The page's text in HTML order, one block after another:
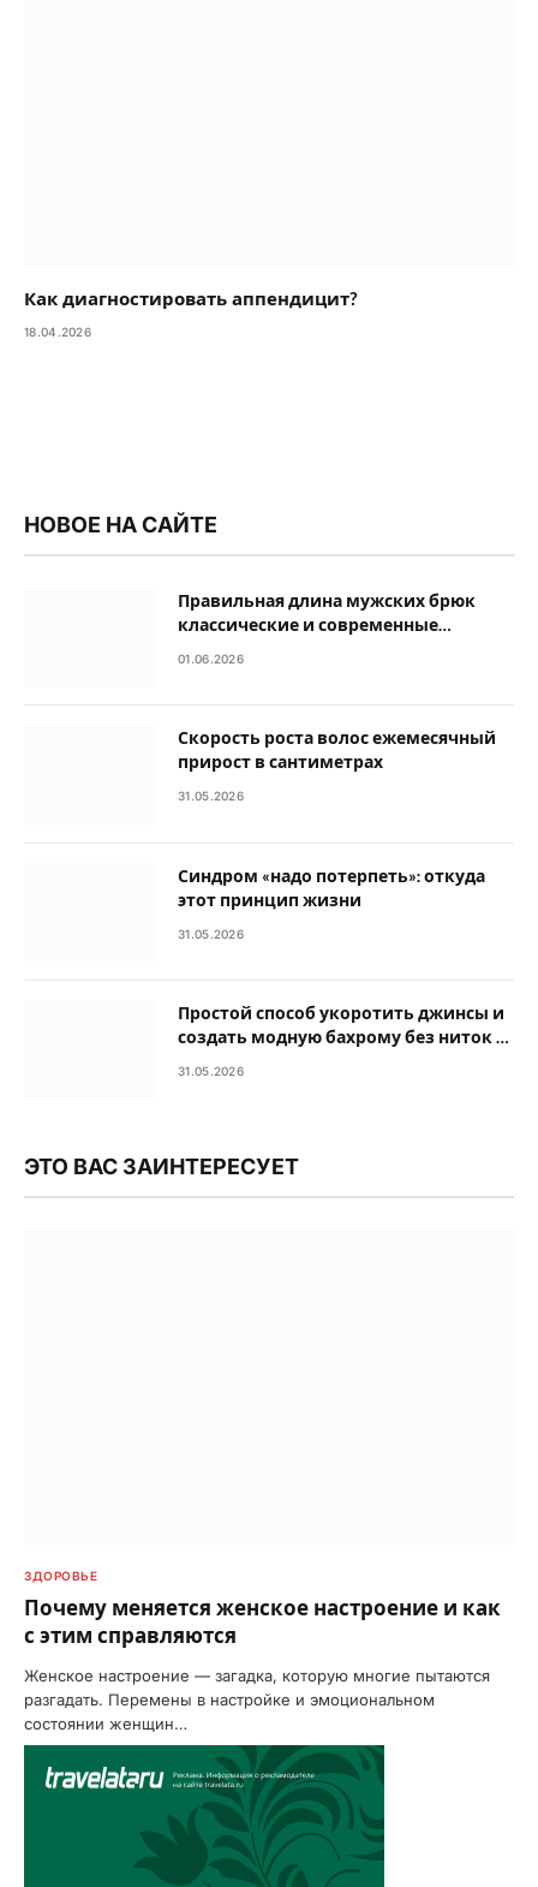
Как диагностировать аппендицит?
18.04.2026
НОВОЕ НА САЙТЕ
Правильная длина мужских брюк
классические и современные
стандарты
01.06.2026
Скорость роста волос ежемесячный
прирост в сантиметрах
31.05.2026
Синдром «надо потерпеть»: откуда
этот принцип жизни
31.05.2026
Простой способ укоротить джинсы и
создать модную бахрому без ниток и
иголки
31.05.2026
ЭТО ВАС ЗАИНТЕРЕСУЕТ
ЗДОРОВЬЕ
Почему меняется женское настроение и как
с этим справляются
Женское настроение — загадка, которую многие пытаются
разгадать. Перемены в настройке и эмоциональном
состоянии женщин…